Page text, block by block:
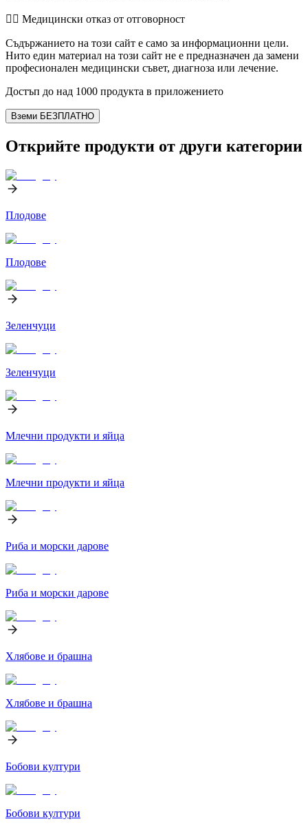
👨‍⚕️️ Медицински отказ от отговорност
Съдържанието на този сайт е само за информационни цели.
Нито един материал на този сайт не е предназначен да замени
професионален медицински съвет, диагноза или лечение.
Достъп до над 1000 продукта в приложението
Вземи БЕЗПЛАТНО
Открийте продукти от други категории
Плодове
Плодове
Зеленчуци
Зеленчуци
Млечни продукти и яйца
Млечни продукти и яйца
Риба и морски дарове
Риба и морски дарове
Хлябове и брашна
Хлябове и брашна
Бобови култури
Бобови култури